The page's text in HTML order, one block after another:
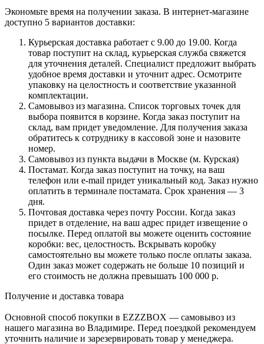
Экономьте время на получении заказа. В интернет-магазине
доступно 5 вариантов доставки:
Курьерская доставка работает с 9.00 до 19.00. Когда
товар поступит на склад, курьерская служба свяжется
для уточнения деталей. Специалист предложит выбрать
удобное время доставки и уточнит адрес. Осмотрите
упаковку на целостность и соответствие указанной
комплектации.
Самовывоз из магазина. Список торговых точек для
выбора появится в корзине. Когда заказ поступит на
склад, вам придет уведомление. Для получения заказа
обратитесь к сотруднику в кассовой зоне и назовите
номер.
Самовывоз из пункта выдачи в Москве (м. Курская)
Постамат. Когда заказ поступит на точку, на ваш
телефон или e-mail придет уникальный код. Заказ нужно
оплатить в терминале постамата. Срок хранения — 3
дня.
Почтовая доставка через почту России. Когда заказ
придет в отделение, на ваш адрес придет извещение о
посылке. Перед оплатой вы можете оценить состояние
коробки: вес, целостность. Вскрывать коробку
самостоятельно вы можете только после оплаты заказа.
Один заказ может содержать не больше 10 позиций и
его стоимость не должна превышать 100 000 р.
Получение и доставка товара
Основной способ покупки в EZZZBOX — самовывоз из
нашего магазина во Владимире. Перед поездкой рекомендуем
уточнить наличие и зарезервировать товар у менеджера.